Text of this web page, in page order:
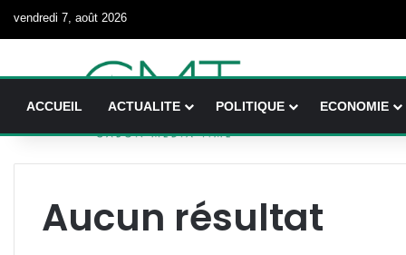
vendredi 7, août 2026
ACCUEIL ACTUALITE POLITIQUE ECONOMIE
Aucun résultat